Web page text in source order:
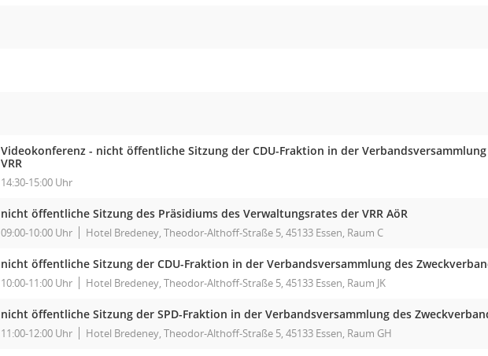
Videokonferenz - nicht öffentliche Sitzung der CDU-Fraktion in der
VRR
14:30-15:00 Uhr
nicht öffentliche Sitzung des Präsidiums des Verwaltungsrates der VRR AöR
09:00-10:00 Uhr Hotel Bredeney, Theodor-Althoff-Straße 5, 45133 Essen, Raum C
nicht öffentliche Sitzung der CDU-Fraktion in der Verbandsversammlung des
10:00-11:00 Uhr Hotel Bredeney, Theodor-Althoff-Straße 5, 45133 Essen, Raum JK
nicht öffentliche Sitzung der SPD-Fraktion in der Verbandsversammlung des
11:00-12:00 Uhr Hotel Bredeney, Theodor-Althoff-Straße 5, 45133 Essen, Raum GH